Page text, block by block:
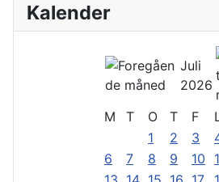
Kalender
Juli
2026
M
T O T F
1
2 3
6
7 8 9 10